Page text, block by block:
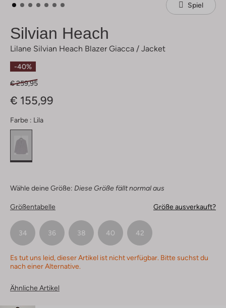
Spiel
Silvian Heach
Lilane Silvian Heach Blazer Giacca / Jacket
-40%
€ 259,95
€ 155,99
Farbe : Lila
Wähle deine Größe: Diese Größe fällt normal aus
Größentabelle Größe ausverkauft?
34 36 38 40 42
Es tut uns leid, dieser Artikel ist nicht verfügbar. Bitte suchst du
nach einer Alternative.
Ähnliche Artikel